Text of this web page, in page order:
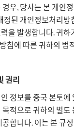
경우, 당사는 본 개인
정된 개인정보처리방
을 발생합니다. 귀하
침에 따른 귀하의 법
권리
정보를 중국 본토에
목적으로 귀하의 별도
합니다. 이는 본 규